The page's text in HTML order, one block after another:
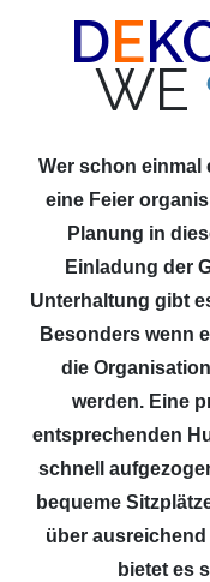
DE
WE
Wer schon einmal
eine Feier
Planung in
Einladung der
Unterhaltung gibt
Besonders wenn
die
werden. Eine
entsprechenden
schnell
bequeme
über ausreichend
bietet es